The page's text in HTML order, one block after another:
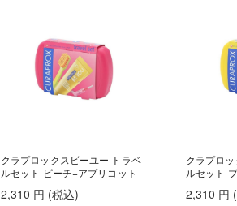
クラプロックスビーユー トラベ
ルセット ピーチ+アプリコット
2,310 円 (税込)
クラプロ
ルセット
2,310 円